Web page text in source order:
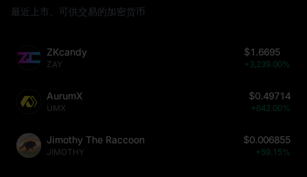
最近上市、可供交易的加密货币
ZKcandy
ZAY
$1.6695
+3,239.00%
AurumX
UMX
$0.49714
+642.00%
Jimothy The Raccoon
JIMOTHY
$0.006855
+59.15%